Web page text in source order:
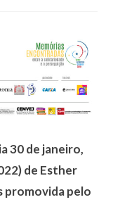
30 de janeiro,
de Esther
promovida pelo